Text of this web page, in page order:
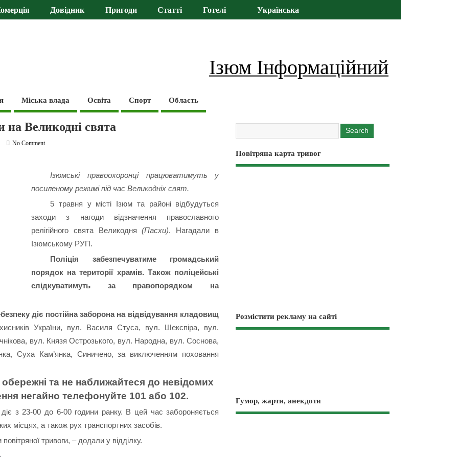
Довідник Пригоди Статті Готелі Українська
Ізюм Інформаційний
Міська влада Освіта Спорт Область
на Великодні свята
No Comment
Ізюмські правоохоронці працюватимуть у
посиленому режимі під час Великодніх свят.
5 травня у місті Ізюм та районі відбудуться
заходи з нагоди відзначення православного
релігійного свята Великодня(Пасхи). Нагадали в
Ізюмському РУП.
Поліція забезпечуватиме громадський
порядок на території храмів. Також поліцейські
слідкуватимуть за правопорядком на
діє постійна заборона на відвідування кладовищ
України, вул. Василя Стуса, вул. Шекспіра, вул.
вул. Князя Острозького, вул. Народна, вул. Соснова,
Суха Кам’янка, Синичено, за виключенням поховання
та не наближайтеся до невідомих
негайно телефонуйте 101 або 102.
з 23-00 до 6-00 години ранку. В цей час забороняється
місцях, а також рух транспортних засобів.
тривоги, – додали у відділку.
Повітряна карта тривог
Розмістити рекламу на сайті
Гумор, жарти, анекдоти